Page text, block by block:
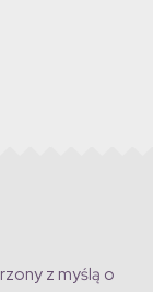
z myślą o